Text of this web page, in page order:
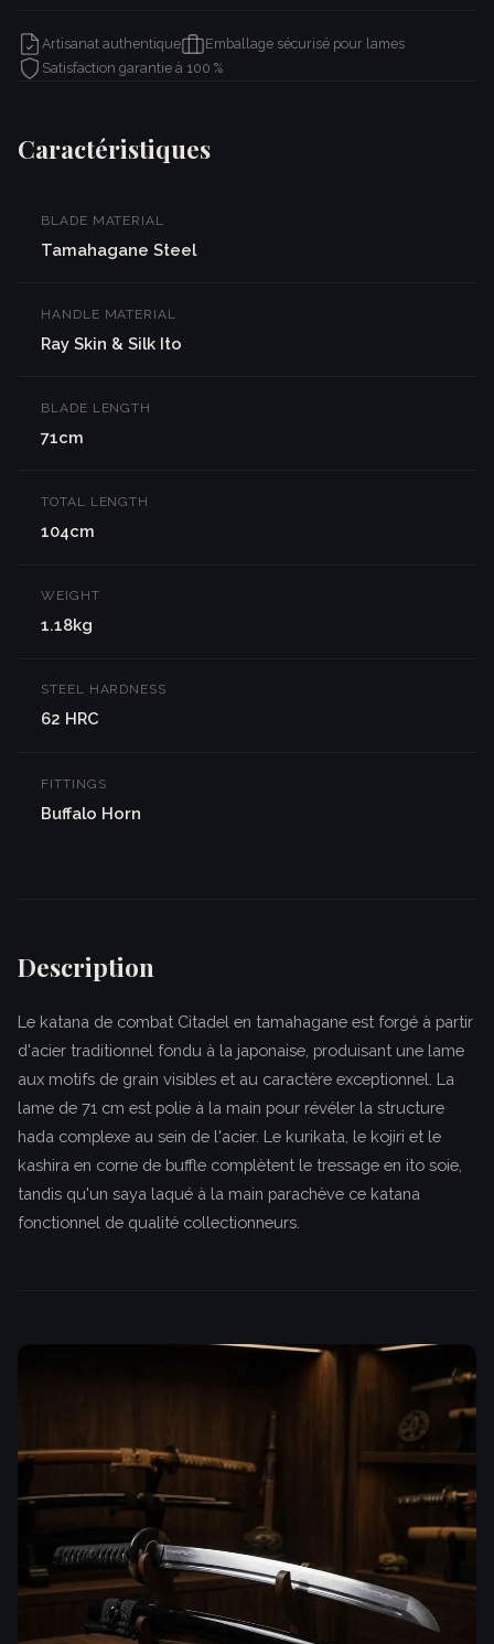
Artisanat authentique
Emballage sécurisé pour lames
Satisfaction garantie à 100 %
Caractéristiques
BLADE MATERIAL
Tamahagane Steel
HANDLE MATERIAL
Ray Skin & Silk Ito
BLADE LENGTH
71cm
TOTAL LENGTH
104cm
WEIGHT
1.18kg
STEEL HARDNESS
62 HRC
FITTINGS
Buffalo Horn
Description
Le katana de combat Citadel en tamahagane est forgé à partir
d'acier traditionnel fondu à la japonaise, produisant une lame
aux motifs de grain visibles et au caractère exceptionnel. La
lame de 71 cm est polie à la main pour révéler la structure
hada complexe au sein de l'acier. Le kurikata, le kojiri et le
kashira en corne de buffle complètent le tressage en ito soie,
tandis qu'un saya laqué à la main parachève ce katana
fonctionnel de qualité collectionneurs.